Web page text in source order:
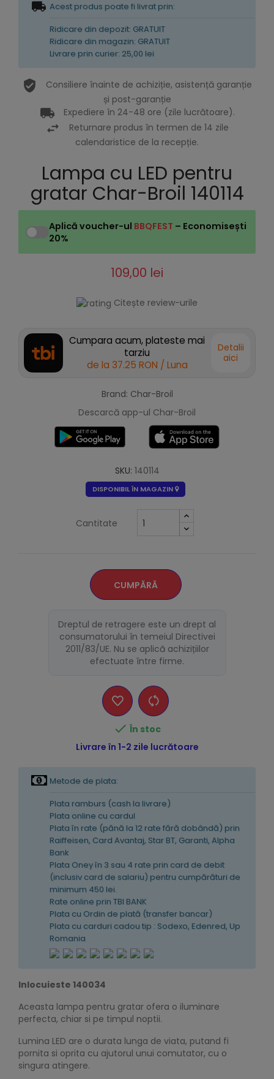
Acest produs poate fi livrat prin:
Ridicare din depozit: GRATUIT
Ridicare din magazin: GRATUIT
Livrare prin curier: 25,00 lei
Consiliere înainte de achiziție, asistență garanție
și post-garanție
Expediere în 24-48 ore (zile lucrătoare).
Returnare produs în termen de 14 zile
calendaristice de la recepție.
Lampa cu LED pentru
gratar Char-Broil 140114
Aplică voucher-ul BBQFEST – Economisești
20%
109,00 lei
Citește review-urile
Cumpara acum, plateste mai
tarziu
de la 37.25 RON / Luna
Detalii
aici
Brand: Char-Broil
Descarcă app-ul Char-Broil
SKU: 140114
DISPONIBIL ÎN MAGAZIN
Cantitate
CUMPĂRĂ
Dreptul de retragere este un drept al
consumatorului în temeiul Directivei
2011/83/UE. Nu se aplică achizițiilor
efectuate între firme.
 În stoc
Livrare în 1-2 zile lucrătoare
Metode de plata:
Plata ramburs (cash la livrare)
Plata online cu cardul
Plata în rate (pănă la 12 rate fără dobândă) prin
Raiffeisen, Card Avantaj, Star BT, Garanti, Alpha
Bank
Plata Oney în 3 sau 4 rate prin card de debit
(inclusiv card de salariu) pentru cumpărături de
minimum 450 lei.
Rate online prin TBI BANK
Plata cu Ordin de plată (transfer bancar)
Plata cu carduri cadou tip : Sodexo, Edenred, Up
Romania
Inlocuieste 140034
Aceasta lampa pentru gratar ofera o iluminare
perfecta, chiar si pe timpul noptii.
Lumina LED are o durata lunga de viata, putand fi
pornita si oprita cu ajutorul unui comutator, cu o
singura atingere.